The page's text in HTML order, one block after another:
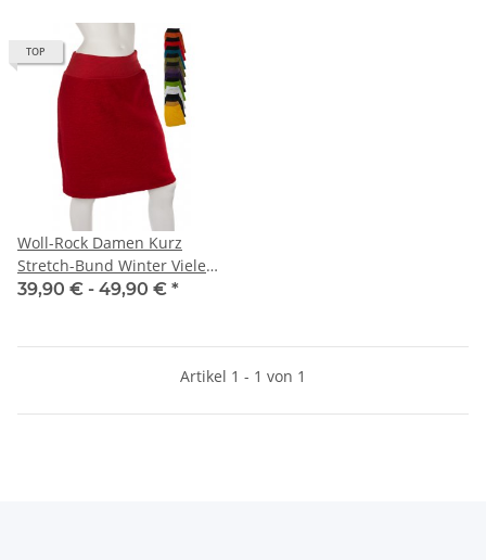
TOP
Woll-Rock Damen Kurz
Stretch-Bund Winter Viele
Farben 40 42 Viele Farben
39,90 € - 49,90 € *
Artikel 1 - 1 von 1